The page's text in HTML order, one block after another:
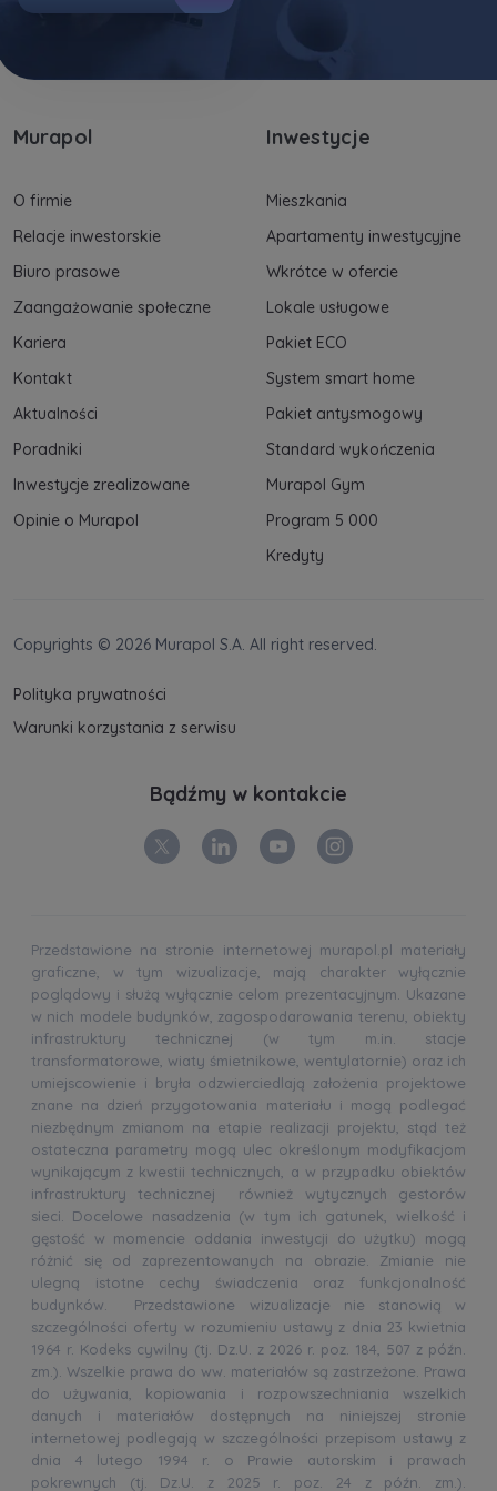
cookies i jakie przysługują Ci prawa znajdziesz
Murapol
O firmie
Relacje inwestorskie
Biuro prasowe
Zaangażowanie społeczne
Kariera
Kontakt
Aktualności
Poradniki
Inwestycje zrealizowane
Opinie o Murapol
Inwestycje
Mieszkania
Apartamenty inwestycyjne
Wkrótce w ofercie
Lokale usługowe
Pakiet ECO
System smart home
Pakiet antysmogowy
Standard wykończenia
Murapol Gym
Program 5 000
Kredyty
Copyrights © 2026 Murapol S.A. All right reserved.
Polityka prywatności
Warunki korzystania z serwisu
Bądźmy w kontakcie
Przedstawione na stronie internetowej murapol.pl materiały
graficzne, w tym wizualizacje, mają charakter wyłącznie
poglądowy i służą wyłącznie celom prezentacyjnym. Ukazane
w nich modele budynków, zagospodarowania terenu, obiekty
infrastruktury technicznej (w tym m.in. stacje
transformatorowe, wiaty śmietnikowe, wentylatornie) oraz ich
umiejscowienie i bryła odzwierciedlają założenia projektowe
znane na dzień przygotowania materiału i mogą podlegać
niezbędnym zmianom na etapie realizacji projektu, stąd też
ostateczna parametry mogą ulec określonym modyfikacjom
wynikającym z kwestii technicznych, a w przypadku obiektów
infrastruktury technicznej również wytycznych gestorów
sieci. Docelowe nasadzenia (w tym ich gatunek, wielkość i
gęstość w momencie oddania inwestycji do użytku) mogą
różnić się od zaprezentowanych na obrazie. Zmianie nie
ulegną istotne cechy świadczenia oraz funkcjonalność
budynków. Przedstawione wizualizacje nie stanowią w
szczególności oferty w rozumieniu ustawy z dnia 23 kwietnia
1964 r. Kodeks cywilny (tj. Dz.U. z 2026 r. poz. 184, 507 z późn.
zm.). Wszelkie prawa do ww. materiałów są zastrzeżone. Prawa
do używania, kopiowania i rozpowszechniania wszelkich
danych i materiałów dostępnych na niniejszej stronie
internetowej podlegają w szczególności przepisom ustawy z
dnia 4 lutego 1994 r. o Prawie autorskim i prawach
pokrewnych (tj. Dz.U. z 2025 r. poz. 24 z późn. zm.).